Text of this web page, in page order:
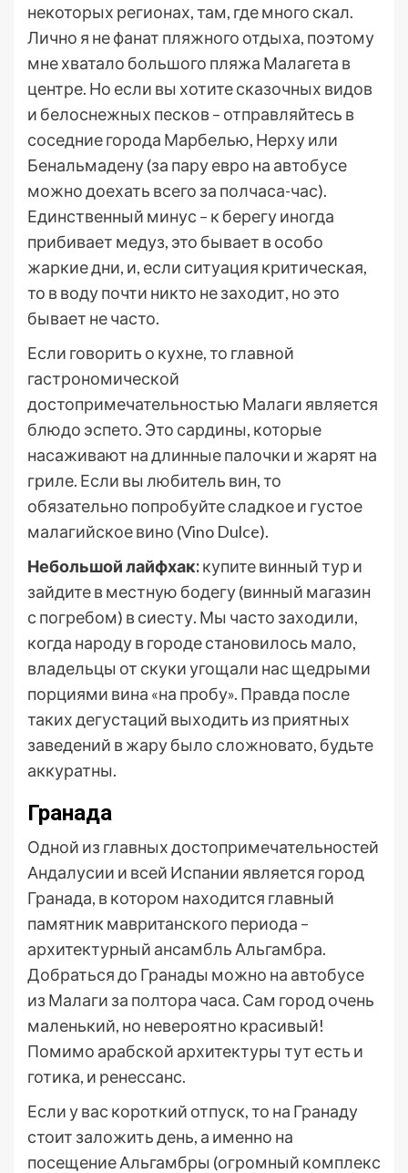
некоторых регионах, там, где много скал.
Лично я не фанат пляжного отдыха, поэтому
мне хватало большого пляжа Малагета в
центре. Но если вы хотите сказочных видов
и белоснежных песков – отправляйтесь в
соседние города Марбелью, Нерху или
Бенальмадену (за пару евро на автобусе
можно доехать всего за полчаса-час).
Единственный минус – к берегу иногда
прибивает медуз, это бывает в особо
жаркие дни, и, если ситуация критическая,
то в воду почти никто не заходит, но это
бывает не часто.
Если говорить о кухне, то главной
гастрономической
достопримечательностью Малаги является
блюдо эспето. Это сардины, которые
насаживают на длинные палочки и жарят на
гриле. Если вы любитель вин, то
обязательно попробуйте сладкое и густое
малагийское вино (Vino Dulce).
Небольшой лайфхак:купите винный тур и
зайдите в местную бодегу (винный магазин
с погребом) в сиесту. Мы часто заходили,
когда народу в городе становилось мало,
владельцы от скуки угощали нас щедрыми
порциями вина «на пробу». Правда после
таких дегустаций выходить из приятных
заведений в жару было сложновато, будьте
аккуратны.
Гранада
Одной из главных достопримечательностей
Андалусии и всей Испании является город
Гранада, в котором находится главный
памятник мавританского периода –
архитектурный ансамбль Альгамбра.
Добраться до Гранады можно на автобусе
из Малаги за полтора часа. Сам город очень
маленький, но невероятно красивый!
Помимо арабской архитектуры тут есть и
готика, и ренессанс.
Если у вас короткий отпуск, то на Гранаду
стоит заложить день, а именно на
посещение Альгамбры (огромный комплекс